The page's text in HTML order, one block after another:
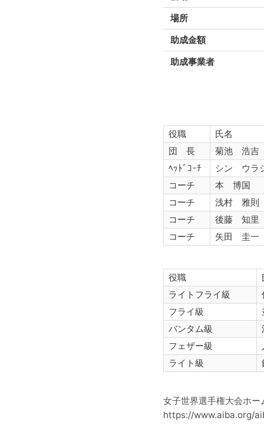
場所
助成金額
助成事業者
役職
氏名
団 長
菊池 浩吉
ﾍｯﾄﾞｺｰﾁ
シン ウラ
コーチ
本 博国
コーチ
浅村 雅則
コーチ
後藤 知里
コーチ
矢田 圭一
役職
ライトフライ級
フライ級
バンタム級
フェザー級
ライト級
女子世界選手権大会ホー
https://www.aiba.org/